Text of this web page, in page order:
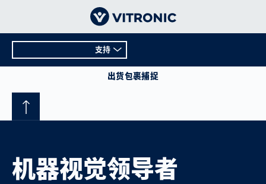
出货包裹捕捉
支持
概况
机器视觉领导者